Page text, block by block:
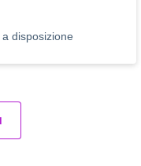
disposizione